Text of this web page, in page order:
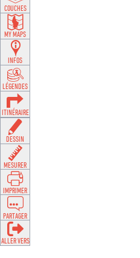
COUCHES
MY MAPS
INFOS
LÉGENDES
ITINÉRAIRE
DESSIN
MESURER
IMPRIMER
PARTAGER
ALLER VERS